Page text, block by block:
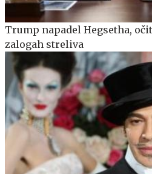
Trump napadel Hegsetha,
zalogah streliva